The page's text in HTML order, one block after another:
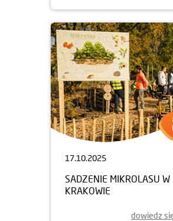
17.10.2025
SADZENIE MIKROLASU W
KRAKOWIE
dowiedz